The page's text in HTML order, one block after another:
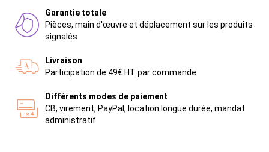
Garantie totale
Pièces, main d'œuvre et déplacement sur les produits
signalés
Livraison
Participation de 49€ HT par commande
Différents modes de paiement
CB, virement, PayPal, location longue durée, mandat
administratif